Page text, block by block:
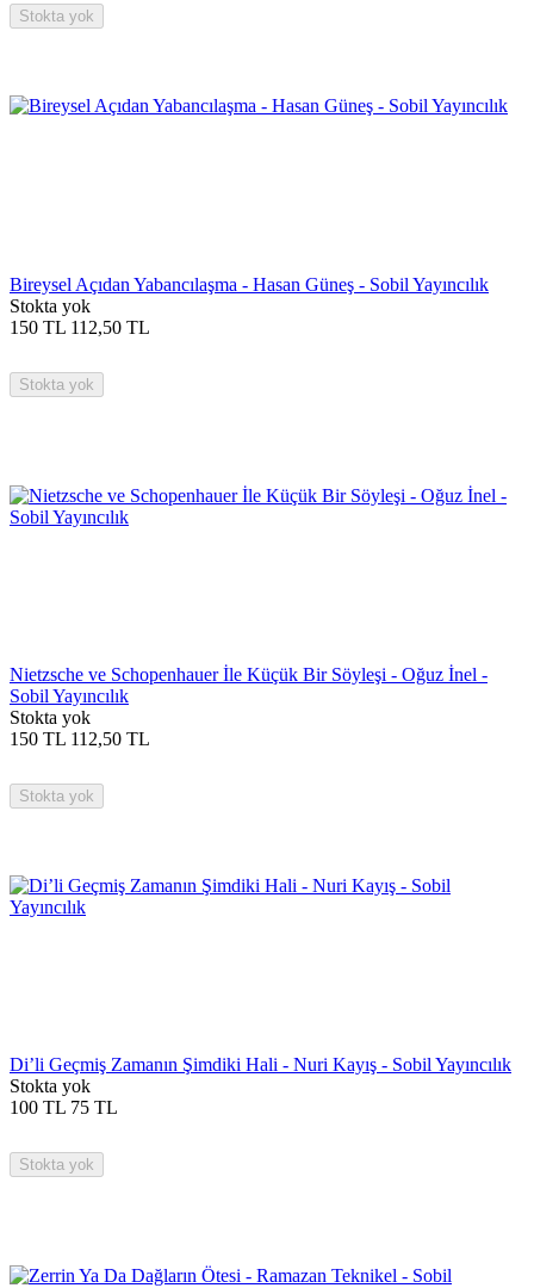
Stokta yok
Bireysel Açıdan Yabancılaşma - Hasan Güneş - Sobil Yayıncılık
Stokta yok
150 TL 112,50 TL
Stokta yok
Nietzsche ve Schopenhauer İle Küçük Bir Söyleşi - Oğuz İnel -
Sobil Yayıncılık
Stokta yok
150 TL 112,50 TL
Stokta yok
Di’li Geçmiş Zamanın Şimdiki Hali - Nuri Kayış - Sobil Yayıncılık
Stokta yok
100 TL 75 TL
Stokta yok